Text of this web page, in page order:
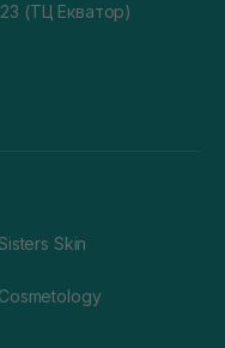
23 (ТЦ Екватор)
Skin
Cosmetology